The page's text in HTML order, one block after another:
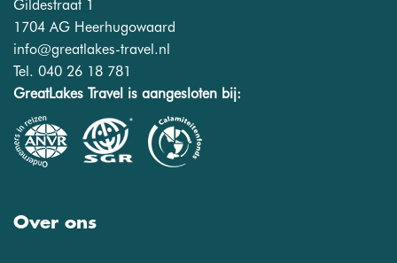
Gildestraat 1
1704 AG Heerhugowaard
info@greatlakes-travel.nl
Tel. 040 26 18 781
GreatLakes Travel is aangesloten bij:
Over ons